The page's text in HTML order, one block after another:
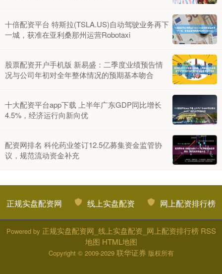
十倍配资平台 特斯拉(TSLA.US)自动驾驶业务再下
一城，获准在亚利桑那州运营Robotaxi
股票配资开户手机版 新易盛：二季度业绩预告情
况与公司年初对全年整体情况的预期基本吻合
十大配资平台app下载 上半年广东GDP同比增长
4.5%，经济运行向新向优
配资网排名 科伦药业签订12.5亿募集资金监管协
议，规范流动资金补充
正规实盘配资网 线上实盘配资 网上配资排行榜
Powered by 正规实盘配资网_线上实盘配资_网上配资排行榜 RSS
地图 HTML地图
Copyright © 2009-2029 联华证券 版权所有